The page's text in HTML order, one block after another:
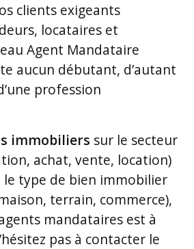
clients exigeants
locataires et
Agent Mandataire
aucun débutant, d’autant
profession
immobiliers sur le secteur
achat, vente, location)
type de bien immobilier
terrain, commerce),
mandataires est à
pas à contacter le